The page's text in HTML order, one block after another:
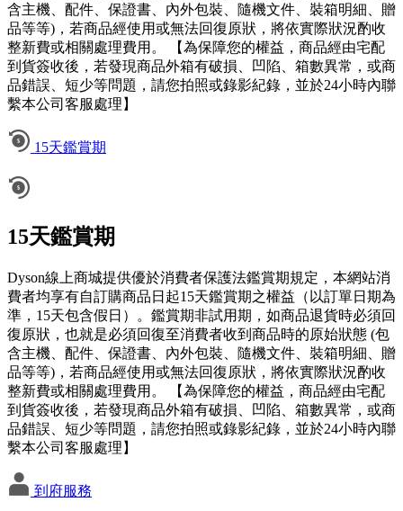
含主機、配件、保證書、內外包裝、隨機文件、裝箱明細、贈
品等等)，若商品經使用或無法回復原狀，將依實際狀況酌收
整新費或相關處理費用。 【為保障您的權益，商品經由宅配
到貨簽收後，若發現商品外箱有破損、凹陷、箱數異常，或商
品錯誤、短少等問題，請您拍照或錄影紀錄，並於24小時內聯
繫本公司客服處理】
15天鑑賞期
15天鑑賞期
Dyson線上商城提供優於消費者保護法鑑賞期規定，本網站消
費者均享有自訂購商品日起15天鑑賞期之權益（以訂單日期為
準，15天包含假日）。鑑賞期非試用期，如商品退貨時必須回
復原狀，也就是必須回復至消費者收到商品時的原始狀態 (包
含主機、配件、保證書、內外包裝、隨機文件、裝箱明細、贈
品等等)，若商品經使用或無法回復原狀，將依實際狀況酌收
整新費或相關處理費用。 【為保障您的權益，商品經由宅配
到貨簽收後，若發現商品外箱有破損、凹陷、箱數異常，或商
品錯誤、短少等問題，請您拍照或錄影紀錄，並於24小時內聯
繫本公司客服處理】
到府服務